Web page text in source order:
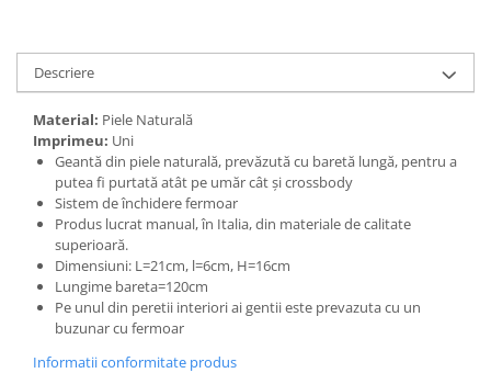
Descriere
Material: Piele Naturală
Imprimeu: Uni
Geantă din piele naturală, prevăzută cu baretă lungă, pentru a
putea fi purtată atât pe umăr cât și crossbody
Sistem de închidere fermoar
Produs lucrat manual, în Italia, din materiale de calitate
superioară.
Dimensiuni: L=21cm, l=6cm, H=16cm
Lungime bareta=120cm
Pe unul din peretii interiori ai gentii este prevazuta cu un
buzunar cu fermoar
Informatii conformitate produs